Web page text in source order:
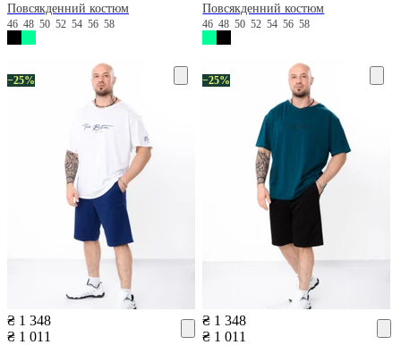
Повсякденний костюм
46 48 50 52 54 56 58
Повсякденний костюм
46485052545658
−25%
₴ 1 348
₴ 1 011
−25%
₴ 1 348
₴ 1 011